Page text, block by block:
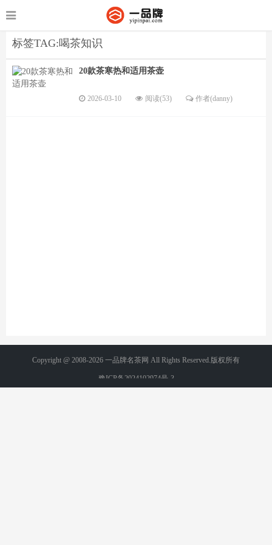
标签TAG:喝茶知识
20款茶寒热和适用茶壶
2026-03-10 阅读(53) 作者(danny)
Copyright @ 2008-2026 一品牌名茶网 All Rights Reserved.版权所有
豫ICP备2024102974号-3